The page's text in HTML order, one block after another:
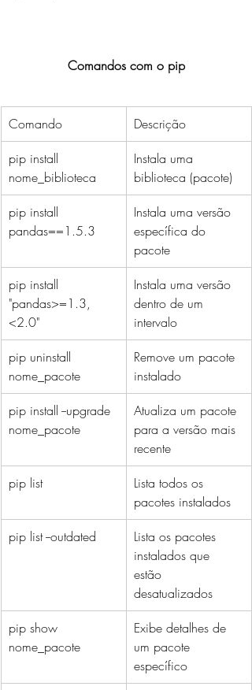
Comandos com o pip
Comando
Descrição
pip install
nome_biblioteca
Instala uma
biblioteca (pacote)
pip install
pandas==1.5.3
Instala uma versão
específica do
pacote
pip install
"pandas>=1.3,
<2.0"
Instala uma versão
dentro de um
intervalo
pip uninstall
nome_pacote
Remove um pacote
instalado
pip install --upgrade
nome_pacote
Atualiza um pacote
para a versão mais
recente
pip list
Lista todos os
pacotes instalados
pip list --outdated
Lista os pacotes
instalados que
estão
desatualizados
pip show
nome_pacote
Exibe detalhes de
um pacote
específico